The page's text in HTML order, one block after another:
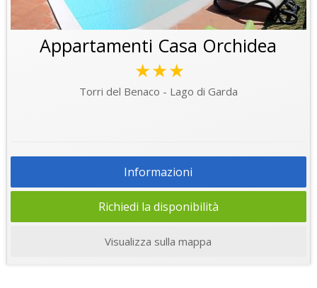
Appartamenti Casa Orchidea
★★★
Torri del Benaco - Lago di Garda
Informazioni
Richiedi la disponibilità
Visualizza sulla mappa